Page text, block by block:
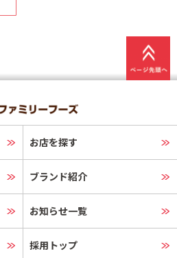
お店を探す
ブランド紹介
お知らせ一覧
採用トップ